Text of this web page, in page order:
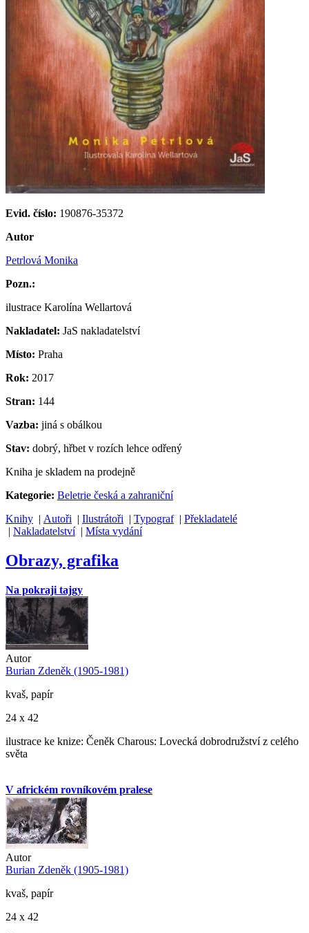
Evid. číslo: 190876-35372
Autor
Petrlová Monika
Pozn.:
ilustrace Karolína Wellartová
Nakladatel: JaS nakladatelství
Místo: Praha
Rok: 2017
Stran: 144
Vazba: jiná s obálkou
Stav: dobrý, hřbet v rozích lehce odřený
Kniha je skladem na prodejně
Kategorie: Beletrie česká a zahraniční
Knihy | Autoři | Ilustrátoři | Typograf| Překladatelé
| Nakladatelství| Místa vydání
Obrazy, grafika
Na pokraji tajgy
Autor
Burian Zdeněk (1905-1981)
kvaš, papír
24 x 42
ilustrace ke knize: Čeněk Charous: Lovecká dobrodružství z celého
světa
V africkém rovníkovém pralese
Autor
Burian Zdeněk (1905-1981)
kvaš, papír
24 x 42